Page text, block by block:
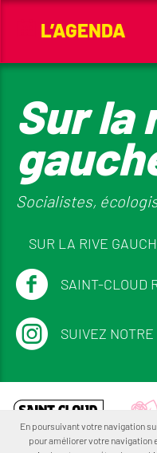
L’AGENDA
Sur la
Socialistes,
SUR LA RIVE
SAINT-CLOUD
SUIVEZ
En poursuivant votre navigation
pour améliorer votre navigation